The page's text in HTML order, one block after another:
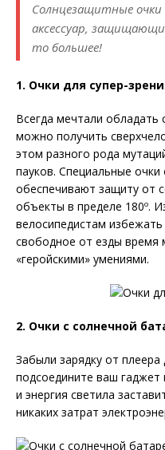
Солнцезащитные
аксессуар,
то большее!
1. Очки для супер-
Всегда мечтали обладать
можно получить
этом разного рода
пауков. Специальные
обеспечивают защиту от
объекты в пределе 180º.
велосипедистам
свободное от езды время
«геройскими» умениями.
2. Очки с солнечной
Забыли зарядку от
подсоедините ваш гаджет
и энергия светила
никаких затрат